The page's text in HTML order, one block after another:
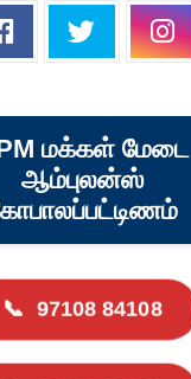
மக்கள் மேடை
ஆம்புலன்ஸ்
📞 97108 84108